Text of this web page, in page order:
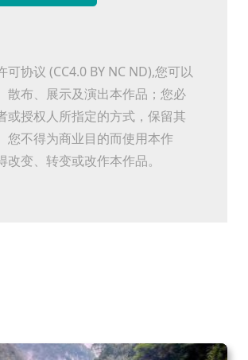
可协议 (CC4.0 BY NC ND),您可以
散布、展示及演出本作品；您必
或授权人所指定的方式，保留其
您不得为商业目的而使用本作
改变、转变或改作本作品。